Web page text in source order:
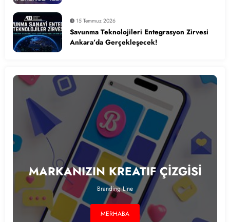
15 Temmuz 2026
Savunma Teknolojileri Entegrasyon Zirvesi
Ankara’da Gerçekleşecek!
MARKANIZIN KREATIF ÇİZGİSİ
Branding Line
MERHABA